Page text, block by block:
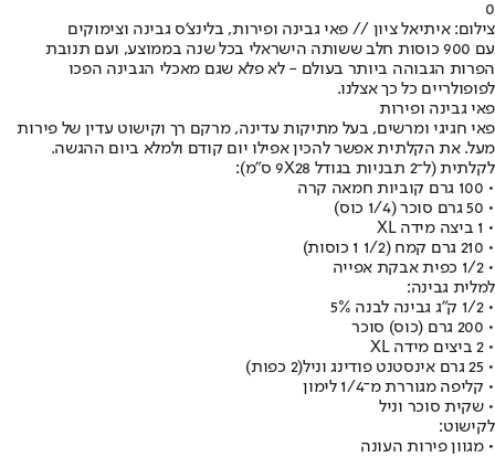
0
צילום: איתיאל ציון // פאי גבינה ופירות, בלינצ'ס גבינה וצימוקים
עם 900 כוסות חלב ששותה הישראלי בכל שנה בממוצע, ועם תנובת
הפרות הגבוהה ביותר בעולם - לא פלא שגם מאכלי הגבינה הפכו
לפופולריים כל כך אצלנו.
פאי גבינה ופירות
פאי חגיגי ומרשים, בעל מתיקות עדינה, מרקם רך וקישוט עדין של פירות
מעל. את הקלתית אפשר להכין אפילו יום קודם ולמלא ביום ההגשה.
לקלתית (ל־2 תבניות בגודל 9X28 ס"מ):
• 100 גרם קוביות חמאה קרה
• 50 גרם סוכר (1/4 כוס)
• 1 ביצה מידה XL
• 210 גרם קמח (1/2 1 כוסות)
• 1/2 כפית אבקת אפייה
למלית גבינה:
• 1/2 ק"ג גבינה לבנה 5%
• 200 גרם (כוס) סוכר
• 2 ביצים מידה XL
• 25 גרם אינסטנט פודינג וניל
(2 כפות)
• קליפה מגוררת מ־1/4 לימון
• שקית סוכר וניל
לקישוט:
• מגוון פירות העונה